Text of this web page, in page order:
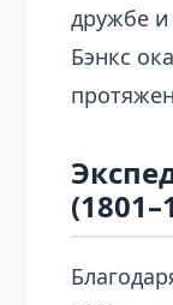
дружбе и
Бэнкс